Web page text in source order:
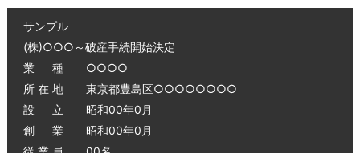
サンプル
(株)○○○～破産手続開始決定
業 種 ○○○○
所 在 地 東京都豊島区○○○○○○○○
設 立 昭和00年0月
創 業 昭和00年0月